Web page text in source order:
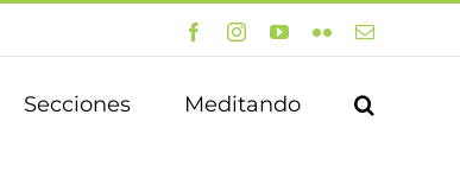
FacebookInstagramYouTube
FlickrCorreo
Secciones Meditando